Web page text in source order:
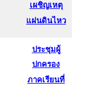
เผชิญเหตุ
แผ่นดินไหว
ประชุมผู้
ปกครอง
ภาคเรียนที่